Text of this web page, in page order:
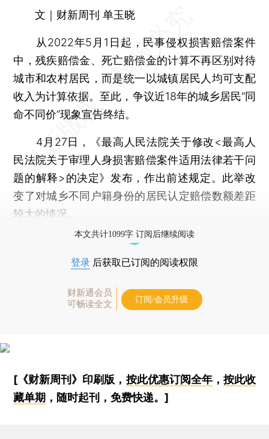
文｜财新周刊 单玉晓
从2022年5月1日起，民事侵权损害赔偿案件
中，残疾赔偿金、死亡赔偿金的计算不再区别对待
城市和农村居民，而是统一以城镇居民人均可支配
收入为计算依据。至此，争议近18年的城乡居民“同
命不同价”现象宣告终结。
4月27日，《最高人民法院关于修改<最高人
民法院关于审理人身损害赔偿案件适用法律若干问
题的解释>的决定》发布，作出前述规定。此举改
变了对城乡不同户籍身份的居民认定赔偿数额差距
较大的情况。
本文共计1099字 订阅后继续阅读
登录 后获取已订阅的阅读权限
财新通会员
可畅读全文
订阅/会员升级
[《财新周刊》印刷版， 按此优惠订阅全年， 按此收
藏单期 ，随时起刊，免费快递。]